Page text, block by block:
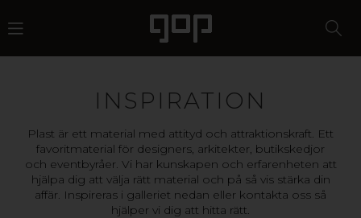
INSPIRATION
Plast är ett material med attityd och attraktionskraft. Ett
favoritmaterial för designers, arkitekter, butikskedjor
och eventbyråer. Vi har kunskapen och erfarenheten att
hjälpa dig att välja rätt material och på så vis stärka din
affär. Inspireras i galleriet nedan eller kontakta oss så
hjälper vi dig att hitta rätt.